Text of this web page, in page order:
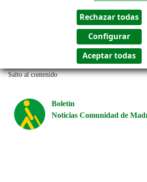
Salto al contenido
Boletín
Noticias Comunidad de